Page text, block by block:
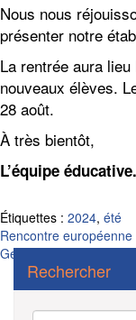
Nous nous
présenter notre
La rentrée aura
nouveaux élèves.
28 août.
À très bientôt,
L’équipe éducative.
Étiquettes : 2024, été
Navigation
de
l’article
Rencontre
Gertrude.
Rechercher